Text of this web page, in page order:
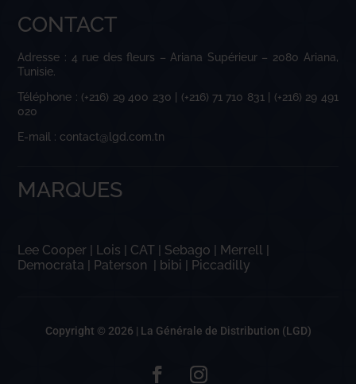
CONTACT
Adresse : 4 rue des fleurs – Ariana Supérieur – 2080 Ariana,
Tunisie.
Téléphone : (+216) 29 400 230 | (+216) 71 710 831 | (+216) 29 491
020
E-mail : contact@lgd.com.tn
MARQUES
Lee Cooper | Lois | CAT | Sebago | Merrell |
Democrata | Paterson | bibi | Piccadilly
Copyright © 2026 | La Générale de Distribution (LGD)